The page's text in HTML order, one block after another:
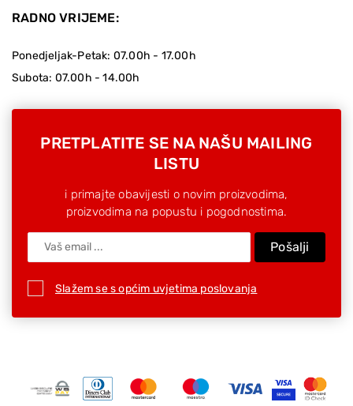
RADNO VRIJEME:
Ponedjeljak-Petak: 07.00h - 17.00h
Subota: 07.00h - 14.00h
PRETPLATITE SE NA NAŠU MAILING
LISTU
i primajte obavijesti o novim proizvodima,
proizvodima na popustu i pogodnostima.
Pošalji
Slažem se s općim uvjetima poslovanja